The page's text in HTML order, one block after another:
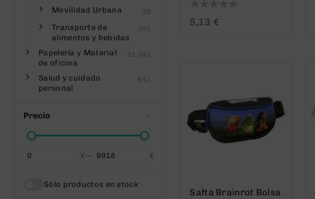
0
5,13 €
Safta Brainrot Bolsa
Movilidad Urbana 20
Transporte de
alimentos y bebidas
341
Papelería y Material
de oficina
21.351
Salud y cuidado
personal
841
Precio
Desde €— Hasta €
Sólo productos en stock